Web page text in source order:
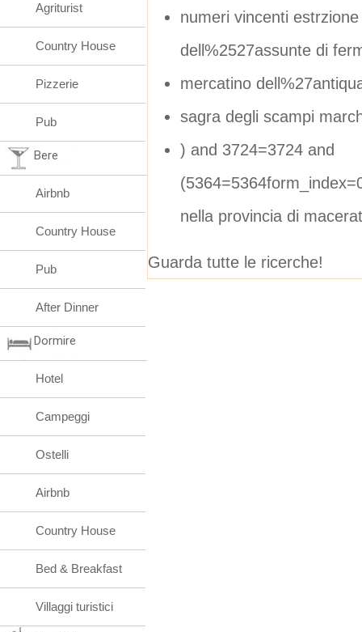
numeri vincenti
dell%2527assunte di
mercatino
sagra degli scampi
) and 3724=3724 and
nella provincia di
Guarda tutte le ricerche!
Agriturist
Country House
Pizzerie
Pub
Bere
Airbnb
Country House
Pub
After Dinner
Dormire
Hotel
Campeggi
Ostelli
Airbnb
Country House
Bed & Breakfast
Villaggi turistici